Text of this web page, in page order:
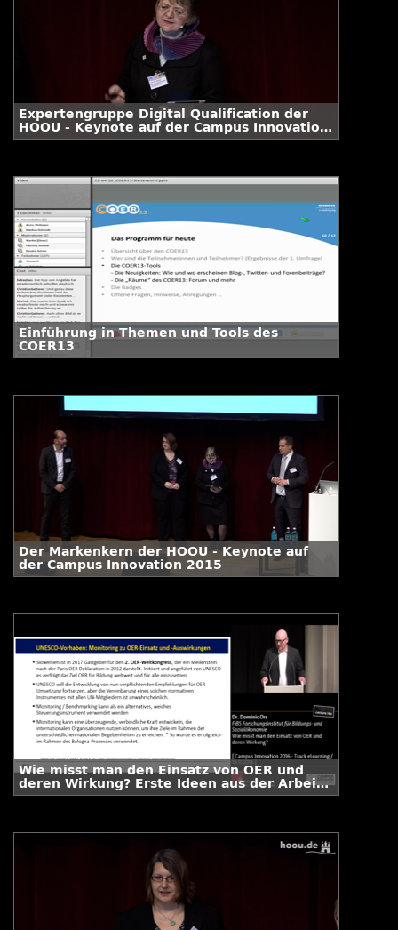
Expertengruppe Digital Qualification der
HOOU - Keynote auf der Campus Innovation
2015
Einführung in Themen und Tools des
COER13
Der Markenkern der HOOU - Keynote auf
der Campus Innovation 2015
Wie misst man den Einsatz von OER und
deren Wirkung? Erste Ideen aus der Arbeit
in einer neuen internationalen